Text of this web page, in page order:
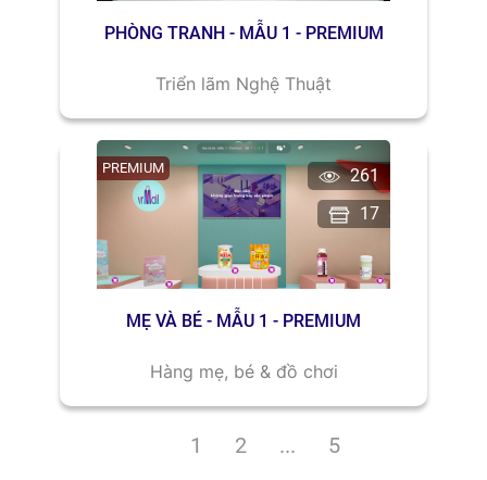
PHÒNG TRANH - MẪU 1 - PREMIUM
Triển lãm Nghệ Thuật
261
17
PREMIUM
MẸ VÀ BÉ - MẪU 1 - PREMIUM
Hàng mẹ, bé & đồ chơi
1 2 ... 5